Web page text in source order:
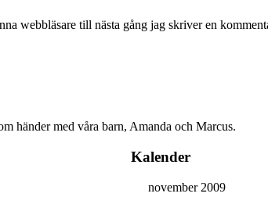
webbläsare till nästa gång jag skriver en
händer med våra barn, Amanda och Marcus.
Kalender
november 2009